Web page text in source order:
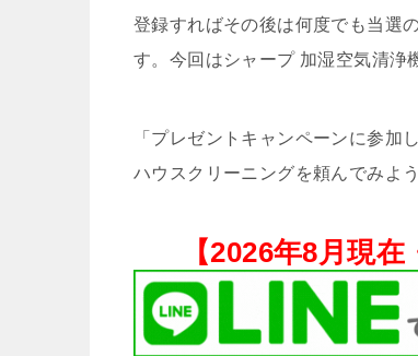
登録すればその後は何度でも当選
す。今回はシャープ 加湿空気清
「プレゼントキャンペーンに参加
ハウスクリーニングを頼んでみよ
【2026年8月現在